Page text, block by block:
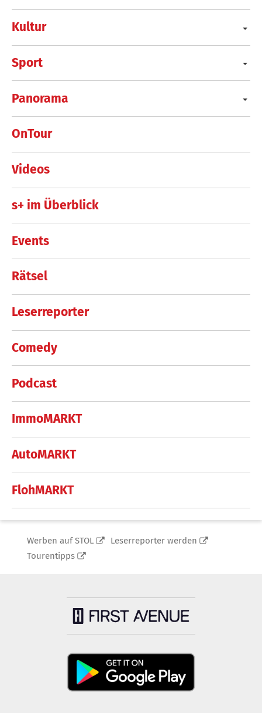
Kultur
Sport
Panorama
OnTour
Videos
s+ im Überblick
Events
Rätsel
Leserreporter
Comedy
Podcast
ImmoMARKT
AutoMARKT
FlohMARKT
Werben auf STOL
Leserreporter werden
Tourentipps